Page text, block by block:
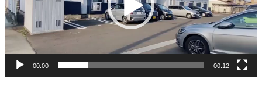
ヤ
ー
00:00 00:12